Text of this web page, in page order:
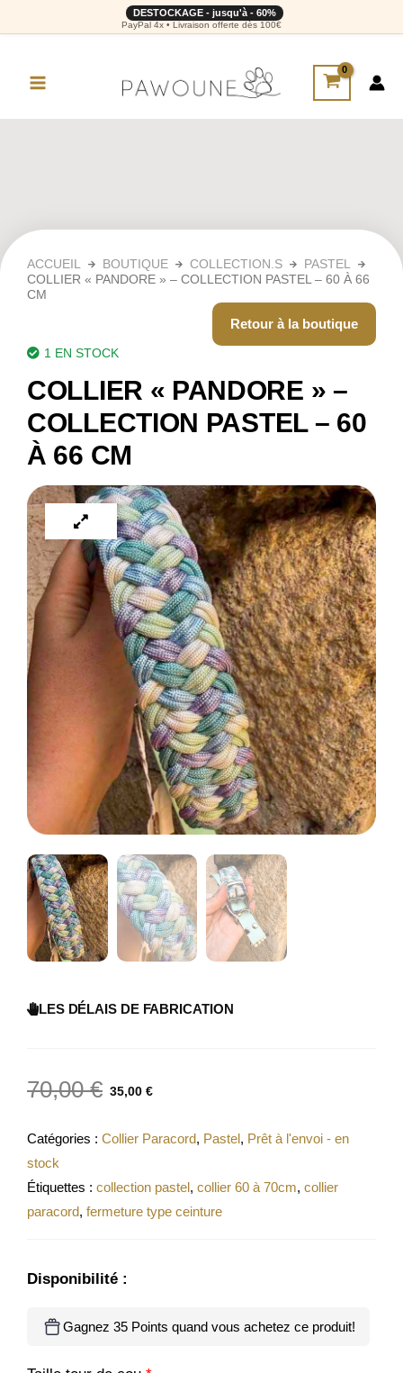
DESTOCKAGE - jusqu'à - 60%
PayPal 4x • Livraison offerte dès 100€
ACCUEIL BOUTIQUE COLLECTION.S
PASTEL
COLLIER « PANDORE » – COLLECTION PASTEL – 60 À 66
CM
Retour à la boutique
1 EN STOCK
COLLIER « PANDORE » –
COLLECTION PASTEL – 60
À 66 CM
LES DÉLAIS DE FABRICATION
70,00€ 35,00 €
Catégories : Collier Paracord, Pastel, Prêt à l'envoi - en
stock
Étiquettes : collection pastel, collier 60 à 70cm, collier
paracord, fermeture type ceinture
Disponibilité :
Gagnez 35 Points quand vous achetez ce produit!